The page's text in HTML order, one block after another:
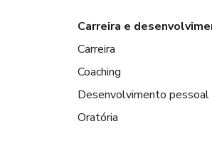
Carreira e
Carreira
Coaching
Desenvolvimento pessoal
Oratória